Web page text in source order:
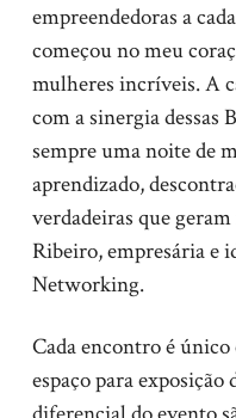
empreendedoras a
começou no meu
mulheres incríveis. A
com a sinergia dessas
sempre uma noite de
aprendizado,
verdadeiras que
Ribeiro, empresária e
Networking.
Cada encontro é
espaço para